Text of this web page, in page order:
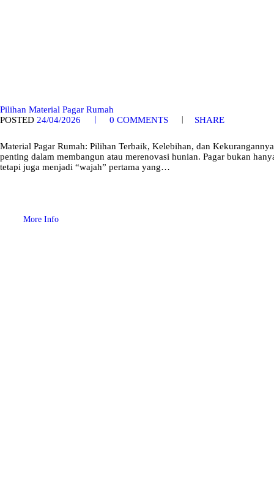
Pilihan Material Pagar Rumah
POSTED 24/04/2026 0 COMMENTS SHARE
Material Pagar Rumah: Pilihan Terbaik, Kelebihan, dan
penting dalam membangun atau merenovasi hunian. Pagar bukan
tetapi juga menjadi “wajah” pertama yang…
More Info